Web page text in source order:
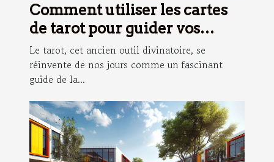
Comment utiliser les cartes
de tarot pour guider vos
décisions quotidiennes
Le tarot, cet ancien outil divinatoire, se
réinvente de nos jours comme un fascinant
guide de la...